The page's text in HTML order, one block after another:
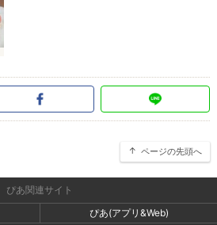
ページの先頭へ
ぴあ関連サイト
ぴあ(アプリ&Web)